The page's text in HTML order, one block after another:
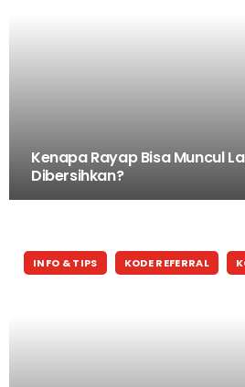
Kenapa Rayap Bisa Muncul
Dibersihkan?
INFO & TIPS KODE REFERRAL